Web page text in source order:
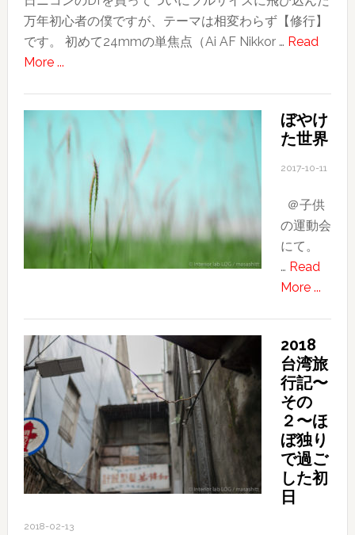
万年初心者の僕ですが、テーマは相変わらず【修行】
です。 初めて24mmの単焦点（Ai AF Nikkor … Read
More ...about
ラ
修
ぼやけ
た世界
2017-10-11
＠子供
の運動会
にて。
… Read
More ...about
た
2018
台湾旅
行記〜
その
２〜ほ
ぼ独り
で過ご
した初
日
2018-02-13